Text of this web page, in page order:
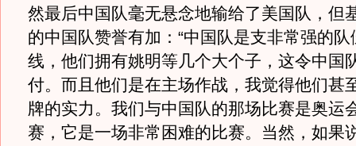
然最后中国队毫无悬念地输给了美国队，但
的中国队赞誉有加：“中国队是支非常强的
线，他们拥有姚明等几个大个子，这令中国
付。而且他们是在主场作战，我觉得他们甚
牌的实力。我们与中国队的那场比赛是奥运
赛，它是一场非常困难的比赛。当然，如果